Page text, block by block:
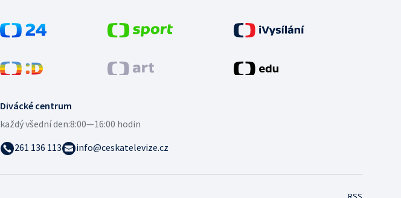
Divácké centrum
každý všední den:8:00—16:00 hodin
261 136 113
info@ceskatelevize.cz